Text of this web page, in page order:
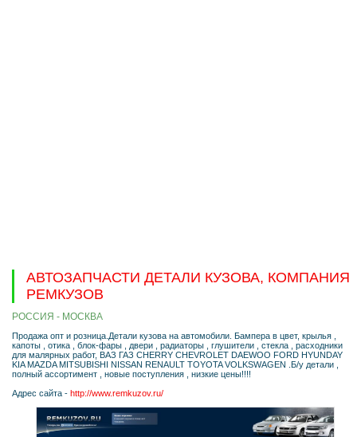
АВТОЗАПЧАСТИ ДЕТАЛИ КУЗОВА, КОМПАНИЯ
РЕМКУЗОВ
РОССИЯ - МОСКВА
Продажа опт и розница.Детали кузова на автомобили. Бампера в цвет, крылья ,
капоты , отика , блок-фары , двери , радиаторы , глушители , стекла , расходники
для малярных работ, ВАЗ ГАЗ CHERRY CHEVROLET DAEWOO FORD HYUNDAY
KIA MAZDA MITSUBISHI NISSAN RENAULT TOYOTA VOLKSWAGEN .Б/у детали ,
полный ассортимент , новые поступления , низкие цены!!!!
Адрес сайта - http://www.remkuzov.ru/